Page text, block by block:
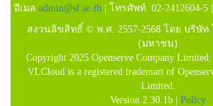
อีเมล admin@sf.ac.th | โทรศัพท์ 02-2412604-5
สงวนลิขสิทธิ์ © พ.ศ. 2557-2568 โดย บริษัท
(มหาชน)
Copyright 2025 Openserve Company
VLCloud is a registered trademart of
Limited.
Version 2.30.1b | Policy